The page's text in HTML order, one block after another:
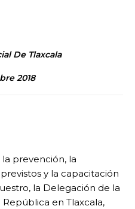
De Tlaxcala
2018
prevención, la
y la capacitación
la Delegación de la
en Tlaxcala,